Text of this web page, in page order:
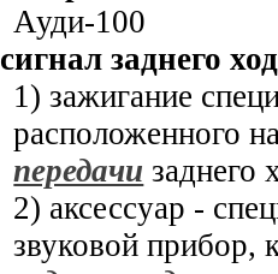
Ауди-100
сигнал заднего
1) зажигание
расположенного
передачи заднего
2) аксессуар -
звуковой прибор,